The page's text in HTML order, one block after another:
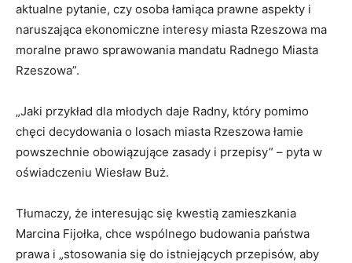
aktualne pytanie, czy osoba łamiąca prawne aspekty i
naruszająca ekonomiczne interesy miasta Rzeszowa ma
moralne prawo sprawowania mandatu Radnego Miasta
Rzeszowa”.
„Jaki przykład dla młodych daje Radny, który pomimo
chęci decydowania o losach miasta Rzeszowa łamie
powszechnie obowiązujące zasady i przepisy” – pyta w
oświadczeniu Wiesław Buż.
Tłumaczy, że interesując się kwestią zamieszkania
Marcina Fijołka, chce wspólnego budowania państwa
prawa i „stosowania się do istniejących przepisów, aby